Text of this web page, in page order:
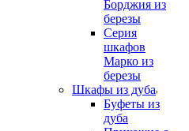
Борджия из
березы
Серия
шкафов
Марко из
березы
Шкафы из дуба
Буфеты из
дуба